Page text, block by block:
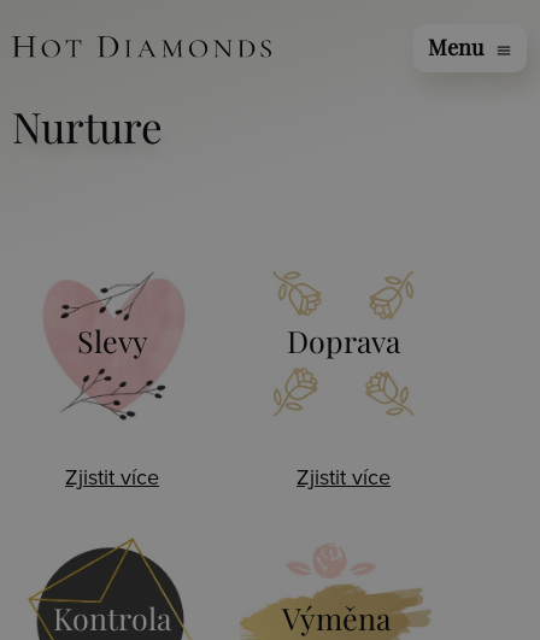
Menu menu
Nurture
Slevy
Zjistit více
Doprava
Zjistit více
Kontrola Výměna